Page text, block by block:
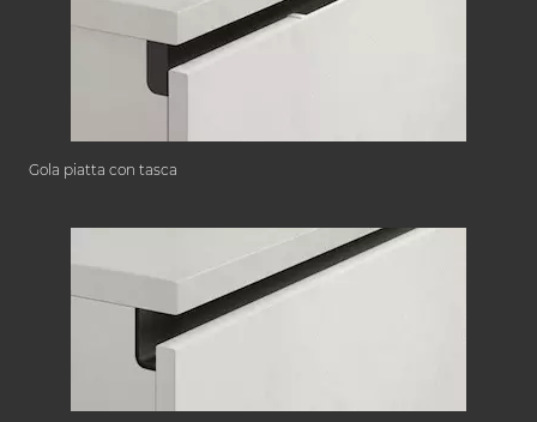
Gola piatta con tasca